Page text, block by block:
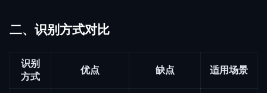
二、识别方式对比
识别
方式
优点 缺点 适用场景